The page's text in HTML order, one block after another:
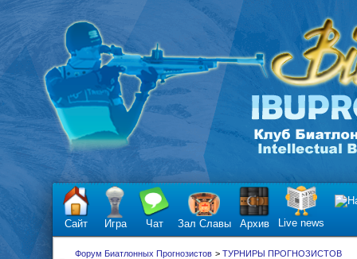
Сайт Игра Чат Зал Славы Архив Live news
Форум Биатлонных Прогнозистов > ТУРНИРЫ ПРОГНОЗИСТОВ